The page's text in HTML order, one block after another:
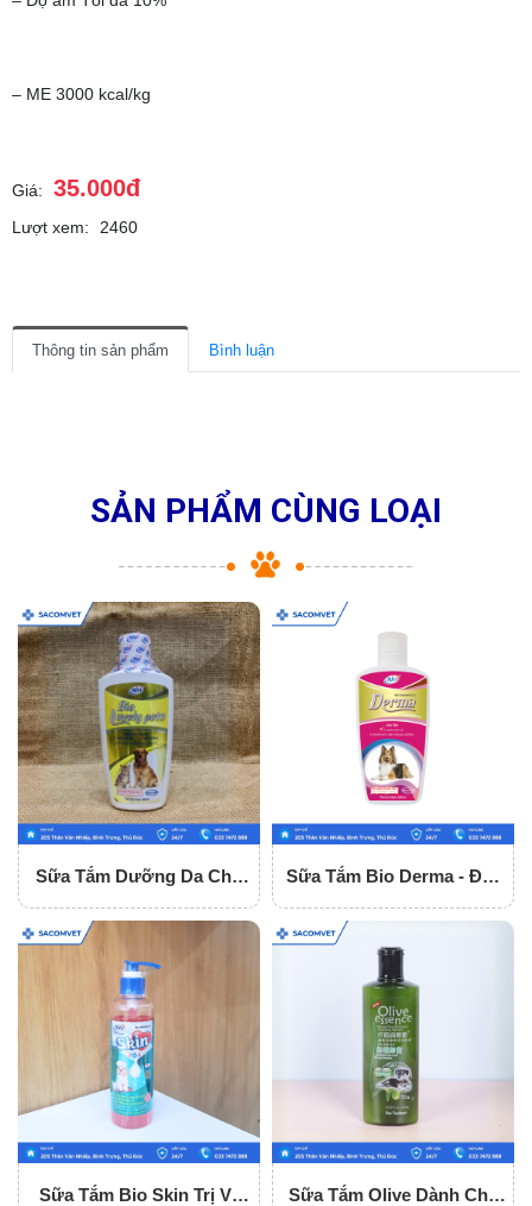
– ME 3000 kcal/kg
Giá: 35.000đ
Lượt xem: 2460
Thông tin sản phẩm Bình luận
SẢN PHẨM CÙNG LOẠI
Sữa Tắm Dưỡng Da Cho
Sữa Tắm Bio Derma - Đặc
Sữa Tắm Bio Skin Trị Ve
Sữa Tắm Olive Dành Cho